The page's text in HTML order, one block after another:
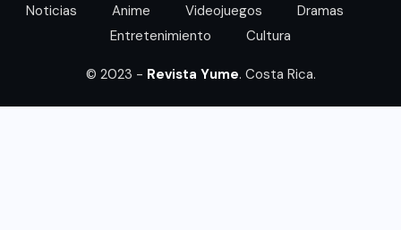
Noticias Anime Videojuegos
Dramas
Entretenimiento
Cultura
© 2023 - Revista Yume. Costa Rica.